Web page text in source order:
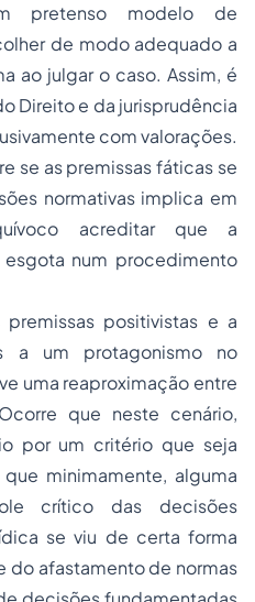
pretenso modelo de
de modo adequado a
ao julgar o caso. Assim, é
Direito e da jurisprudência
com valorações.
se as premissas fáticas se
normativas implica em
acreditar que a
num procedimento
positivistas e a
a um protagonismo no
uma reaproximação entre
que neste cenário,
por um critério que seja
minimamente, alguma
crítico das decisões
se viu de certa forma
afastamento de normas